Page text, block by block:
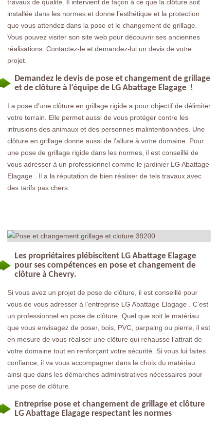
travaux de qualité. Il intervient de façon à ce que la clôture soit
installée dans les normes.et donne l’esthétique et la protection
que vous attendez dans la pose et le changement de grillage.
Vous pouvez visiter son site web pour découvrir ses anciennes
réalisations. Contactez-le et demandez-lui un devis de votre
projet.
Demandez le devis de pose et changement de grillage
et de clôture à l’équipe de LG Abattage Elagage !
La pose d’une clôture en grillage rigide a pour objectif de délimiter
votre terrain. Elle permet aussi de vous protéger contre les
intrusions des animaux et des personnes malintentionnées. Une
clôture en grillage donne aussi de l’allure à votre domaine. Pour
une pose de grillage rigide dans les normes, il est conseillé de
vous adresser à un professionnel comme le jardinier LG Abattage
Elagage . Il a la réputation de bien réaliser de tels travaux avec
des tarifs pas chers.
Les propriétaires plébiscitent LG Abattage Elagage
pour ses compétences en pose et changement de
clôture à Chevry.
Si vous avez un projet de pose de clôture, il est conseillé pour
vous de vous adresser à l’entreprise LG Abattage Elagage . C’est
un professionnel en pose de clôture. Quel que soit le matériau
que vous envisagez de poser, bois, PVC, parpaing ou pierre, il est
en mesure de vous réaliser une clôture qui rehausse l’attrait de
votre domaine tout en renforçant votre sécurité. Si vous lui faites
confiance, il va vous accompagner dans le choix du matériau
ainsi que dans les démarches administratives nécessaires pour
une pose de clôture.
Entreprise pose et changement de grillage et clôture
LG Abattage Elagage respectant les normes